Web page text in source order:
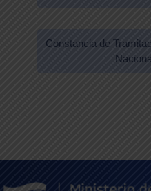
Constancia de